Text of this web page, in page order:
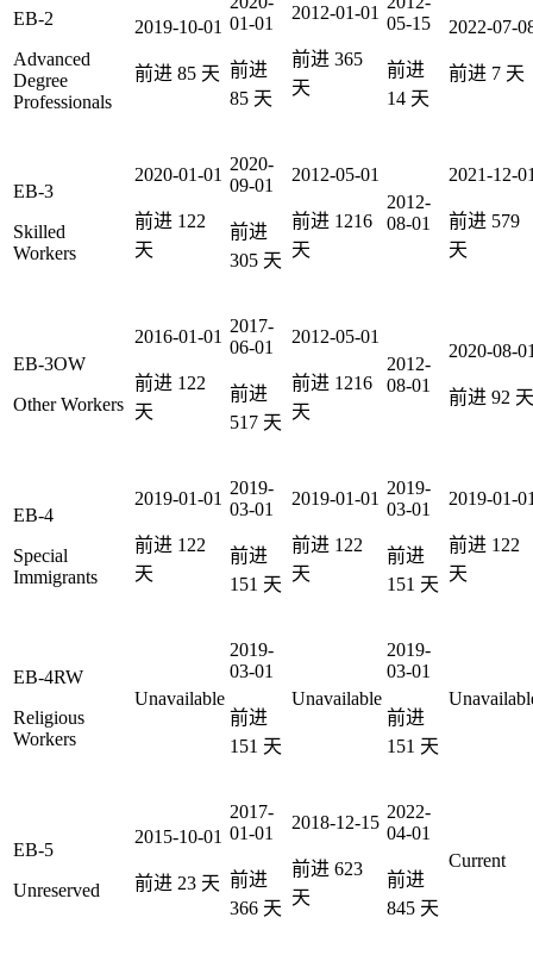
EB-2
Advanced
Degree
Professionals
2019-10-01
前进 85 天
01-01
前进
85 天
2012-01-01
前进 365
天
05-15
前进
14 天
2022-07-
前进 7 天
EB-3
Skilled
Workers
2020-01-01
前进 122
天
2020-
09-01
前进
305 天
2012-05-01
前进 1216
天
2012-
08-01
2021-12-
前进 579
天
EB-3OW
Other Workers
2016-01-01
前进 122
天
2017-
06-01
前进
517 天
2012-05-01
前进 1216
天
2012-
08-01
2020-08-
前进 92 天
EB-4
Special
Immigrants
2019-01-01
前进 122
天
2019-
03-01
前进
151 天
2019-01-01
前进 122
天
2019-
03-01
前进
151 天
2019-01-
前进 122
天
EB-4RW
Religious
Workers
Unavailable
2019-
03-01
前进
151 天
Unavailable
2019-
03-01
前进
151 天
EB-5
Unreserved
2015-10-01
前进 23 天
2017-
01-01
前进
366 天
2018-12-15
前进 623
天
2022-
04-01
前进
845 天
Current